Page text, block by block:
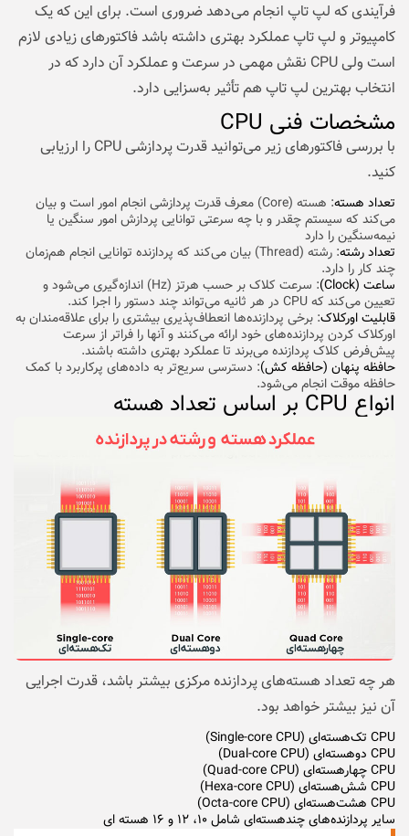
فرآیندی که لپ تاپ انجام می‌دهد ضروری است. برای این که یک
کامپیوتر و لپ تاپ عملکرد بهتری داشته باشد فاکتورهای زیادی لازم
است ولی CPU نقش مهمی در سرعت و عملکرد آن دارد که در
انتخاب بهترین لپ تاپ هم تأثیر به‌سزایی دارد.
مشخصات فنی CPU
با بررسی فاکتورهای زیر می‌توانید قدرت پردازشی CPU را ارزیابی
کنید.
تعداد هسته
: هسته (Core) معرف قدرت پردازشی انجام امور است و بیان
می‌کند که سیستم چقدر و با چه سرعتی توانایی پردازش امور سنگین یا
نیمه‌سنگین را دارد
تعداد رشته
: رشته (Thread) بیان می‌کند که پردازنده توانایی انجام هم‌زمان
چند کار را دارد.
ساعت (Clock)
: سرعت کلاک بر حسب هرتز (Hz) اندازه‌گیری می‌شود و
تعیین می‌کند که CPU در هر ثانیه می‌تواند چند دستور را اجرا کند.
قابلیت اورکلاک: برخی پردازنده‌ها انعطاف‌پذیری بیشتری را برای علاقه‌مندان به
اورکلاک کردن پردازنده‌های خود ارائه می‌کنند و آنها را فراتر از سرعت
پیش‌فرض کلاک پردازنده می‌برند تا عملکرد بهتری داشته باشند.
حافظه پنهان (حافظه کش): دسترسی سریع‌تر به داده‌های پرکاربرد با کمک
حافظه موقت انجام می‌شود.
انواع CPU بر اساس تعداد هسته
هر چه تعداد هسته‌های پردازنده مرکزی بیشتر باشد، قدرت اجرایی
آن نیز بیشتر خواهد بود.
CPU تک‌هسته‌ای (Single-core CPU)
CPU دوهسته‌ای (Dual-core CPU)
CPU چهارهسته‌ای (Quad-core CPU)
CPU شش‌هسته‌ای (Hexa-core CPU)
CPU هشت‌هسته‌ای (Octa-core CPU)
سایر پردازنده‌های چندهسته‌ای شامل ۱۰، ۱۲ و ۱۶ هسته ای